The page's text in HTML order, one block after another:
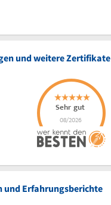
und weitere Zertifikate
und Erfahrungsberichte